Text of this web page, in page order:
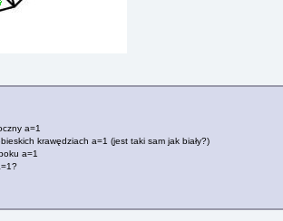
a=1
krawędziach a=1 (jest taki sam jak biały?)
a=1